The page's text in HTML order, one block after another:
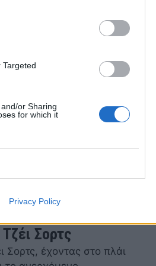
or Sharing
for which it
Privacy Policy
ξεχωρίζει στο…
Αντρεέβα και
τουρνουά.
Σορτς
Σορτς, έχοντας στο πλάι